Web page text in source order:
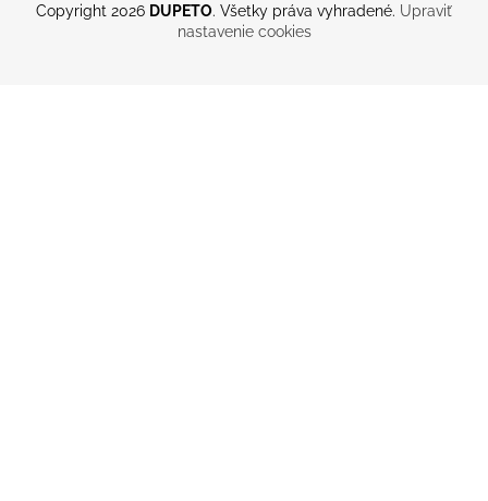
Copyright 2026 DUPETO. Všetky práva vyhradené. Upraviť
nastavenie cookies